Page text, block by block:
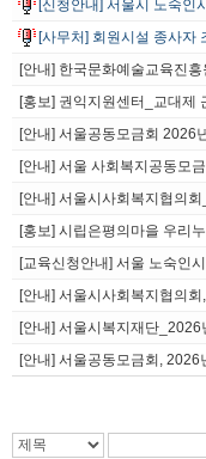
[신청안내] 서울시 노숙인
[사무처] 회원시설 종사자
[안내] 한국문화예술교육진
[홍보] 권익지원센터_교대제
[안내] 서울공동모금회 2026
[안내] 서울 사회복지공동모
[안내] 서울시사회복지협의
[홍보] 시립은평의마을 우리
[교육신청안내] 서울 노숙인
[안내] 서울시사회복지협의
[안내] 서울시복지재단
[안내] 서울공동모금회,